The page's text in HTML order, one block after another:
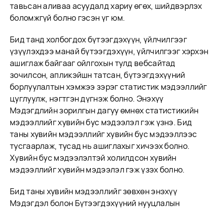
тавьсан аливаа асуудалд хариу өгөх, шийдвэрлэх
боломжгүй болно гэсэн үг юм.
Бид танд холбогдох бүтээгдэхүүн, үйлчилгээг
үзүүлэхдээ манай бүтээгдэхүүн, үйлчилгээг хэрхэн
ашиглаж байгааг ойлгохын тулд вебсайтад
зочилсон, апликэйшн татсан, бүтээгдэхүүний
борлуулалтын хэмжээ зэрэг статистик мэдээллийг
цуглуулж, нэгтгэн дүгнэж болно. Энэхүү
Мэдэгдлийн зорилгын дагуу өмнөх статистикийн
мэдээллийг хувийн бус мэдээлэл гэж үзнэ. Бид
таны хувийн мэдээллийг хувийн бус мэдээллээс
тусгаарлаж, тусад нь ашиглахыг хичээх болно.
Хувийн бус мэдээлэлтэй холилдсон хувийн
мэдээллийг хувийн мэдээлэл гэж үзэх болно.
Бид таны хувийн мэдээллийг зөвхөн энэхүү
Мэдэгдэл болон Бүтээгдэхүүний нууцлалын